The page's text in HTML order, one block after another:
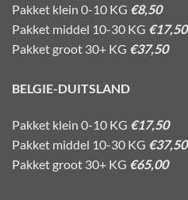
Pakket klein 0-10 KG €8,50
Pakket middel 10-30 KG €17,50
Pakket groot 30+ KG €37,50
BELGIE-DUITSLAND
Pakket klein 0-10 KG €17,50
Pakket middel 10-30 KG €37,50
Pakket groot 30+ KG €65,00